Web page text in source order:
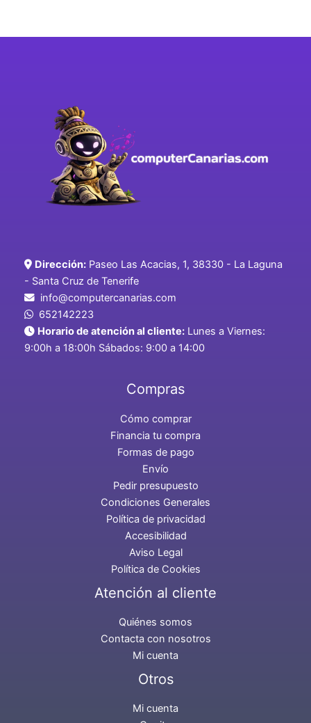
Dirección: Paseo Las Acacias, 1, 38330 - La Laguna
- Santa Cruz de Tenerife
info@computercanarias.com
652142223
Horario de atención al cliente: Lunes a Viernes:
9:00h a 18:00h Sábados: 9:00 a 14:00
Compras
Cómo comprar
Financia tu compra
Formas de pago
Envío
Pedir presupuesto
Condiciones Generales
Política de privacidad
Accesibilidad
Aviso Legal
Política de Cookies
Atención al cliente
Quiénes somos
Contacta con nosotros
Mi cuenta
Otros
Mi cuenta